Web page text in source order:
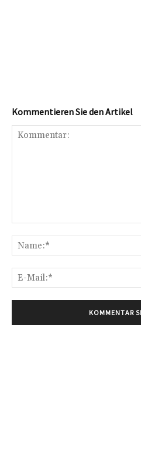
Kommentieren Sie den Artikel